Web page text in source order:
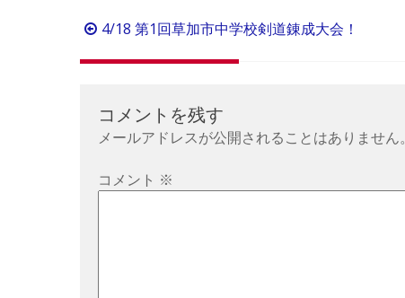
投
稿
4/18 第1回草加市中学校剣道錬成大会！
コメントを残す
メールアドレスが公開されることはありません。
コメント ※